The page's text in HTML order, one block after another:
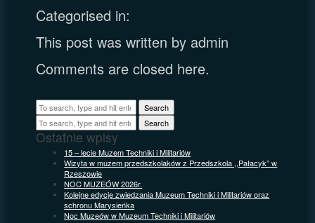
Categorised in:
This post was written by admin
Comments are closed here.
Search
Search
Ostatnie wpisy
15 – lecie Muzem Techniki i Militariów
Wizyta w muzem przedszkolaków z Przedszkola ,,Pałacyk” w
Rzeszowie
NOC MUZEÓW 2026r.
Kolejne edycje zwiedzania Muzeum Techniki i Militariów oraz
schronu Marysieńka
Noc Muzeów w Muzeum Techniki i Militariów